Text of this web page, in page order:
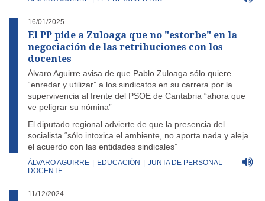
16/01/2025
El PP pide a Zuloaga que no "estorbe" en la
negociación de las retribuciones con los
docentes
Álvaro Aguirre avisa de que Pablo Zuloaga sólo quiere
“enredar y utilizar” a los sindicatos en su carrera por la
supervivencia al frente del PSOE de Cantabria “ahora que
ve peligrar su nómina”
El diputado regional advierte de que la presencia del
socialista “sólo intoxica el ambiente, no aporta nada y aleja
el acuerdo con las entidades sindicales”
ÁLVARO AGUIRRE EDUCACIÓN
JUNTA DE PERSONAL
DOCENTE
11/12/2024